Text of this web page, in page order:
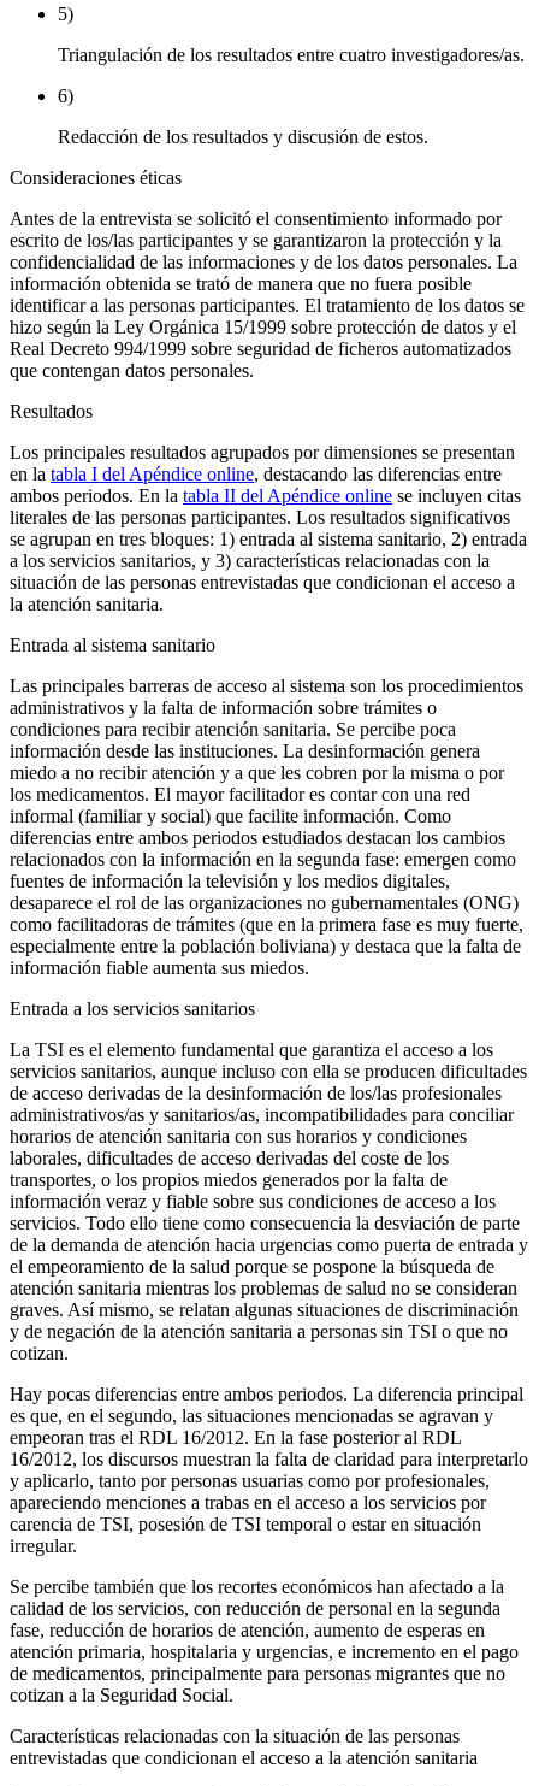
5)
Triangulación de los resultados entre cuatro investigadores/as.
6)
Redacción de los resultados y discusión de estos.
Consideraciones éticas
Antes de la entrevista se solicitó el consentimiento informado por
escrito de los/las participantes y se garantizaron la protección y la
confidencialidad de las informaciones y de los datos personales. La
información obtenida se trató de manera que no fuera posible
identificar a las personas participantes. El tratamiento de los datos se
hizo según la Ley Orgánica 15/1999 sobre protección de datos y el
Real Decreto 994/1999 sobre seguridad de ficheros automatizados
que contengan datos personales.
Resultados
Los principales resultados agrupados por dimensiones se presentan
en la tabla I del Apéndice online, destacando las diferencias entre
ambos periodos. En la tabla II del Apéndice online se incluyen citas
literales de las personas participantes. Los resultados significativos
se agrupan en tres bloques: 1) entrada al sistema sanitario, 2) entrada
a los servicios sanitarios, y 3) características relacionadas con la
situación de las personas entrevistadas que condicionan el acceso a
la atención sanitaria.
Entrada al sistema sanitario
Las principales barreras de acceso al sistema son los procedimientos
administrativos y la falta de información sobre trámites o
condiciones para recibir atención sanitaria. Se percibe poca
información desde las instituciones. La desinformación genera
miedo a no recibir atención y a que les cobren por la misma o por
los medicamentos. El mayor facilitador es contar con una red
informal (familiar y social) que facilite información. Como
diferencias entre ambos periodos estudiados destacan los cambios
relacionados con la información en la segunda fase: emergen como
fuentes de información la televisión y los medios digitales,
desaparece el rol de las organizaciones no gubernamentales (ONG)
como facilitadoras de trámites (que en la primera fase es muy fuerte,
especialmente entre la población boliviana) y destaca que la falta de
información fiable aumenta sus miedos.
Entrada a los servicios sanitarios
La TSI es el elemento fundamental que garantiza el acceso a los
servicios sanitarios, aunque incluso con ella se producen dificultades
de acceso derivadas de la desinformación de los/las profesionales
administrativos/as y sanitarios/as, incompatibilidades para conciliar
horarios de atención sanitaria con sus horarios y condiciones
laborales, dificultades de acceso derivadas del coste de los
transportes, o los propios miedos generados por la falta de
información veraz y fiable sobre sus condiciones de acceso a los
servicios. Todo ello tiene como consecuencia la desviación de parte
de la demanda de atención hacia urgencias como puerta de entrada y
el empeoramiento de la salud porque se pospone la búsqueda de
atención sanitaria mientras los problemas de salud no se consideran
graves. Así mismo, se relatan algunas situaciones de discriminación
y de negación de la atención sanitaria a personas sin TSI o que no
cotizan.
Hay pocas diferencias entre ambos periodos. La diferencia principal
es que, en el segundo, las situaciones mencionadas se agravan y
empeoran tras el RDL 16/2012. En la fase posterior al RDL
16/2012, los discursos muestran la falta de claridad para interpretarlo
y aplicarlo, tanto por personas usuarias como por profesionales,
apareciendo menciones a trabas en el acceso a los servicios por
carencia de TSI, posesión de TSI temporal o estar en situación
irregular.
Se percibe también que los recortes económicos han afectado a la
calidad de los servicios, con reducción de personal en la segunda
fase, reducción de horarios de atención, aumento de esperas en
atención primaria, hospitalaria y urgencias, e incremento en el pago
de medicamentos, principalmente para personas migrantes que no
cotizan a la Seguridad Social.
Características relacionadas con la situación de las personas
entrevistadas que condicionan el acceso a la atención sanitaria